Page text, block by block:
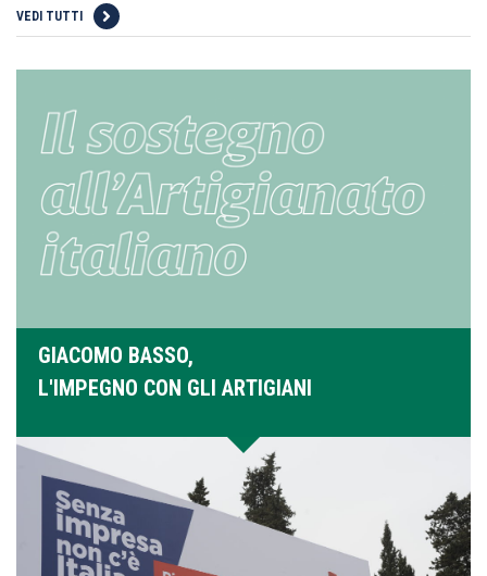
VEDI TUTTI
GIACOMO BASSO,
L'IMPEGNO CON GLI ARTIGIANI